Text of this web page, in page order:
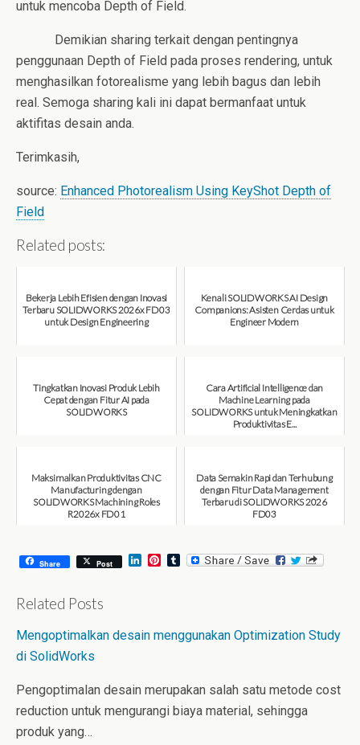
untuk mencoba Depth of Field.
Demikian sharing terkait dengan pentingnya
penggunaan Depth of Field pada proses rendering, untuk
menghasilkan fotorealisme yang lebih bagus dan lebih
real. Semoga sharing kali ini dapat bermanfaat untuk
aktifitas desain anda.
Terimkasih,
source: Enhanced Photorealism Using KeyShot Depth of
Field
Related posts:
Bekerja Lebih Efisien dengan Inovasi
Terbaru SOLIDWORKS 2026x FD03
untuk Design Engineering
Kenali SOLIDWORKS AI Design
Companions: Asisten Cerdas untuk
Engineer Modern
Tingkatkan Inovasi Produk Lebih
Cepat dengan Fitur AI pada
SOLIDWORKS
Cara Artificial Intelligence dan
Machine Learning pada
SOLIDWORKS untuk Meningkatkan
Produktivitas E...
Maksimalkan Produktivitas CNC
Manufacturing dengan
SOLIDWORKS Machining Roles
R2026x FD01
Data Semakin Rapi dan Terhubung
dengan Fitur Data Management
Terbaru di SOLIDWORKS 2026
FD03
Share Post
L
I
P
e
T
Related Posts
Mengoptimalkan desain menggunakan Optimization Study
di SolidWorks
Pengoptimalan desain merupakan salah satu metode cost
reduction untuk mengurangi biaya material, sehingga
produk yang…